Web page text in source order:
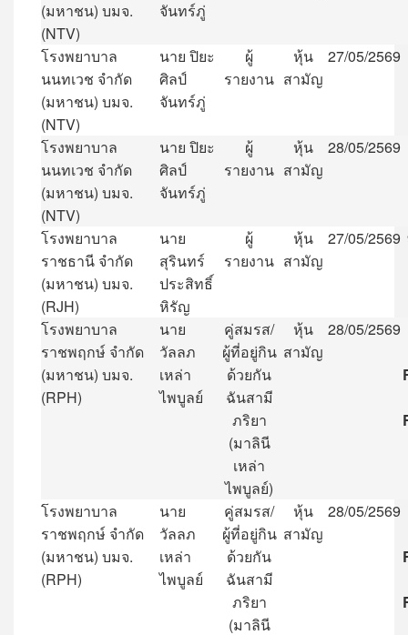
(มหาชน) บมจ.
(NTV)
จันทร์ภู่
โรงพยาบาล
นนทเวช จำกัด
(มหาชน) บมจ.
(NTV)
นาย ปิยะ
ศิลป์
จันทร์ภู่
ผู้
รายงาน
หุ้น
สามัญ
27/05/2569
โรงพยาบาล
นนทเวช จำกัด
(มหาชน) บมจ.
(NTV)
นาย ปิยะ
ศิลป์
จันทร์ภู่
ผู้
รายงาน
หุ้น
สามัญ
28/05/2569
โรงพยาบาล
ราชธานี จำกัด
(มหาชน) บมจ.
(RJH)
นาย
สุรินทร์
ประสิทธิ์
หิรัญ
ผู้
รายงาน
หุ้น
สามัญ
27/05/2569
โรงพยาบาล
ราชพฤกษ์ จำกัด
(มหาชน) บมจ.
(RPH)
นาย
วัลลภ
เหล่า
ไพบูลย์
คู่สมรส/
ผู้ที่อยู่กิน
ด้วยกัน
ฉันสามี
ภริยา
(มาลินี
เหล่า
ไพบูลย์)
หุ้น
สามัญ
28/05/2569
โรงพยาบาล
ราชพฤกษ์ จำกัด
(มหาชน) บมจ.
(RPH)
นาย
วัลลภ
เหล่า
ไพบูลย์
คู่สมรส/
ผู้ที่อยู่กิน
ด้วยกัน
ฉันสามี
ภริยา
(มาลินี
หุ้น
สามัญ
28/05/2569